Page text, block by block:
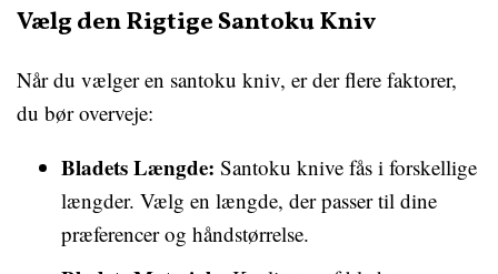
Vælg den Rigtige Santoku Kniv
Når du vælger en santoku kniv, er der flere faktorer,
du bør overveje:
Bladets Længde: Santoku knive fås i forskellige
længder. Vælg en længde, der passer til dine
præferencer og håndstørrelse.